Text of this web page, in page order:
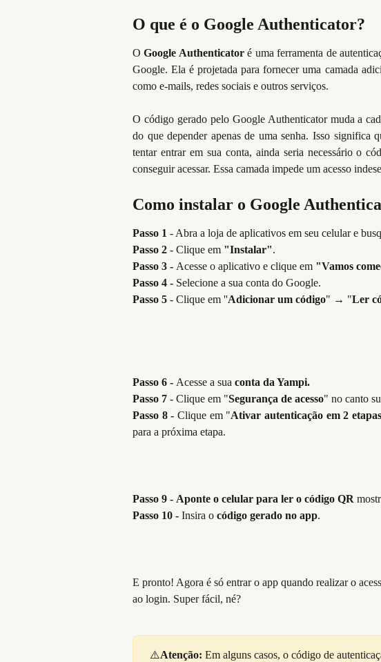
O que é o Google Authenticator?
OGoogle Authenticatoré uma ferramenta de
Google. Ela é projetada para fornecer uma camada
como e-mails, redes sociais e outros serviços.
O código gerado pelo Google Authenticator muda a
do que depender apenas de uma senha. Isso significa
tentar entrar em sua conta, ainda seria necessário o
conseguir acessar. Essa camada impede um acesso
Como instalar o Google
Passo 1 - Abra a loja de aplicativos em seu celular e
Passo 2 - Clique em "Instalar".
Passo 3 - Acesse o aplicativo e clique em "Vamos
Passo 4 - Selecione a sua conta do Google.
Passo 5 - Clique em ''Adicionar um código" → "Ler
Passo 6 - Acesse a sua conta da Yampi.
Passo 7 - Clique em "Segurança de acesso" no canto
Passo 8 - Clique em "Ativar autenticação em 2 etapas
para a próxima etapa.
Passo 9 - Aponte o celular para ler o código QR
Passo 10 - Insira o código gerado no app.
E pronto! Agora é só entrar o app quando realizar o
ao login. Super fácil, né?
⚠️Atenção: Em alguns casos, o código de